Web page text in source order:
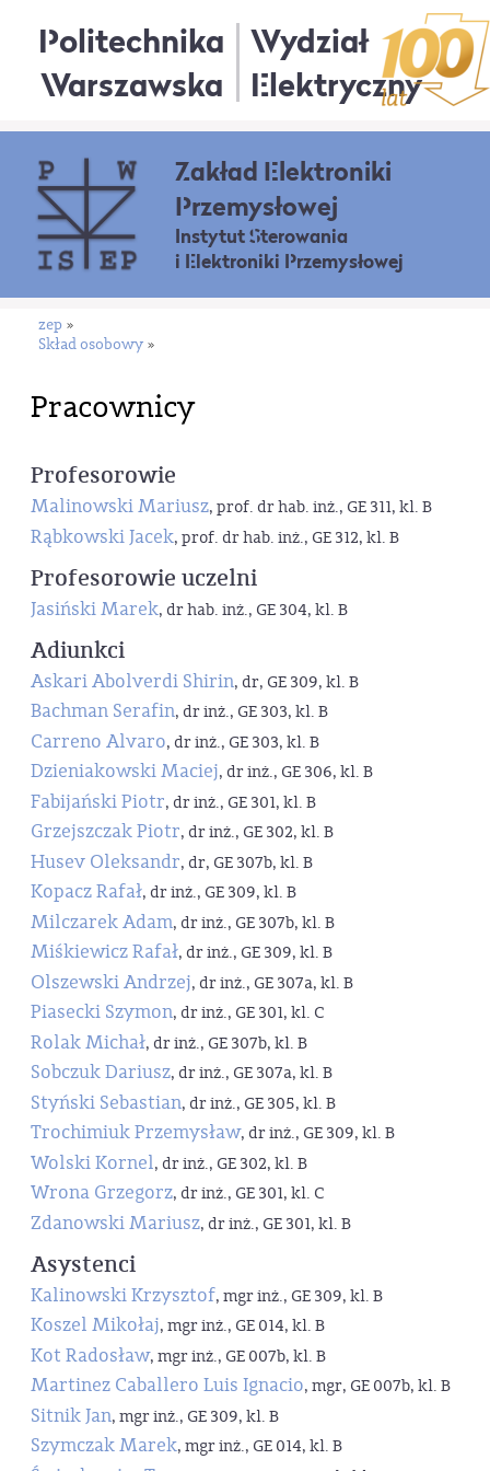
Politechnika
Warszawska
Wydział
Elektryczny
Zakład Elektroniki
Przemysłowej
Instytut Sterowania
i Elektroniki Przemysłowej
zep »
Skład osobowy »
Pracownicy
Profesorowie
Malinowski Mariusz, prof. dr hab. inż., GE 311, kl. B
Rąbkowski Jacek, prof. dr hab. inż., GE 312, kl. B
Profesorowie uczelni
Jasiński Marek, dr hab. inż., GE 304, kl. B
Adiunkci
Askari Abolverdi Shirin, dr, GE 309, kl. B
Bachman Serafin, dr inż., GE 303, kl. B
Carreno Alvaro, dr inż., GE 303, kl. B
Dzieniakowski Maciej, dr inż., GE 306, kl. B
Fabijański Piotr, dr inż., GE 301, kl. B
Grzejszczak Piotr, dr inż., GE 302, kl. B
Husev Oleksandr, dr, GE 307b, kl. B
Kopacz Rafał, dr inż., GE 309, kl. B
Milczarek Adam, dr inż., GE 307b, kl. B
Miśkiewicz Rafał, dr inż., GE 309, kl. B
Olszewski Andrzej, dr inż., GE 307a, kl. B
Piasecki Szymon, dr inż., GE 301, kl. C
Rolak Michał, dr inż., GE 307b, kl. B
Sobczuk Dariusz, dr inż., GE 307a, kl. B
Styński Sebastian, dr inż., GE 305, kl. B
Trochimiuk Przemysław, dr inż., GE 309, kl. B
Wolski Kornel, dr inż., GE 302, kl. B
Wrona Grzegorz, dr inż., GE 301, kl. C
Zdanowski Mariusz, dr inż., GE 301, kl. B
Asystenci
Kalinowski Krzysztof, mgr inż., GE 309, kl. B
Koszel Mikołaj, mgr inż., GE 014, kl. B
Kot Radosław, mgr inż., GE 007b, kl. B
Martinez Caballero Luis Ignacio, mgr, GE 007b, kl. B
Sitnik Jan, mgr inż., GE 309, kl. B
Szymczak Marek, mgr inż., GE 014, kl. B